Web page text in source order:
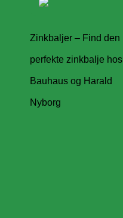
Zinkbaljer – Find den
perfekte zinkbalje hos
Bauhaus og Harald
Nyborg